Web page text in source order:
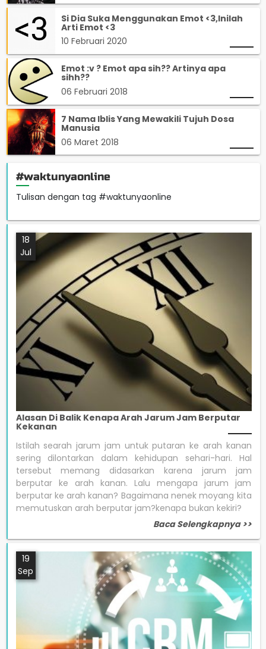
Si Dia Suka Menggunakan Emot <3,Inilah
Arti Emot <3
10 Februari 2020
Emot :v ? Emot apa sih?? Artinya apa
sihh??
06 Februari 2018
7 Nama Iblis Yang Mewakili Tujuh Dosa
Manusia
06 Maret 2018
#waktunyaonline
Tulisan dengan tag #waktunyaonline
18
Jul
Alasan Di Balik Kenapa Arah Jarum Jam Berputar
Kekanan
Istilah searah jarum jam untuk putaran ke arah kanan
sering dilontarkan dalam kehidupan sehari-hari. Hal
tersebut memang didasarkan karena jarum jam
berputar ke arah kanan. Lalu mengapa jarum jam
berputar ke arah kanan? Bagaimana nenek moyang kita
memutuskan arah berputar jam?kenapa bukan kekiri?
Baca Selengkapnya >>
19
Sep